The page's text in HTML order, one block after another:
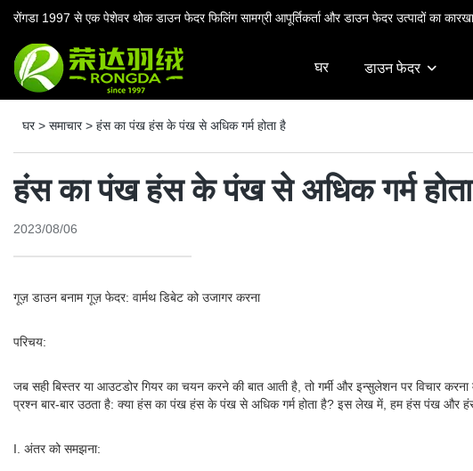
रोंगडा 1997 से एक पेशेवर थोक डाउन फेदर फिलिंग सामग्री आपूर्तिकर्ता और डाउन फेदर उत्पादों का
घर डाउन फेदर
घर> समाचार> हंस का पंख हंस के पंख से अधिक गर्म होता है
हंस का पंख हंस के पंख से अधिक गर्म
2023/08/06
गूज़ डाउन बनाम गूज़ फेदर: वार्मथ डिबेट को उजागर करना
परिचय:
जब सही बिस्तर या आउटडोर गियर का चयन करने की बात आती है, तो गर्मी और इन्सुलेशन पर विचार
प्रश्न बार-बार उठता है: क्या हंस का पंख हंस के पंख से अधिक गर्म होता है? इस लेख में, हम हंस पंख और हंस
I. अंतर को समझना: